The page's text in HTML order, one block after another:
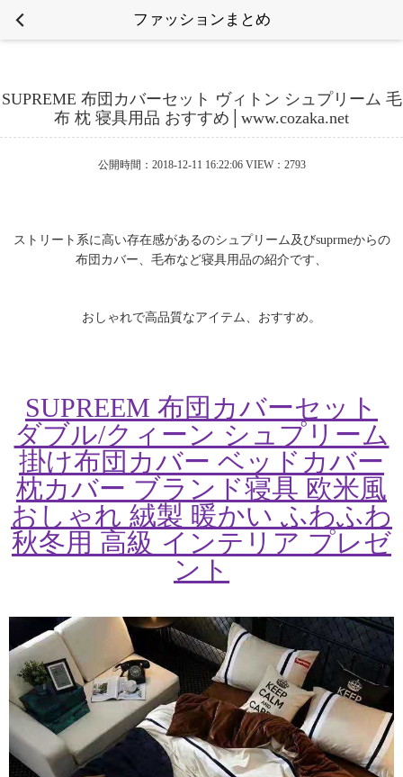
ファッションまとめ
SUPREME 布団カバーセット ヴィトン シュプリーム 毛
布 枕 寝具用品 おすすめ│www.cozaka.net
公開時間：2018-12-11 16:22:06 VIEW：2793
ストリート系に高い存在感があるのシュプリーム及びsuprmeからの
布団カバー、毛布など寝具用品の紹介です、
おしゃれで高品質なアイテム、おすすめ。
SUPREEM 布団カバーセット
ダブル/クィーン シュプリーム
掛け布団カバー ベッドカバー
枕カバー ブランド寝具 欧米風
おしゃれ 絨製 暖かい ふわふわ
秋冬用 高級 インテリア プレゼ
ント